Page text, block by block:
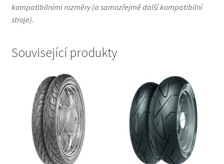
kompatibilními rozměry (a samozřejmě další kompatibilní
stroje).
Související produkty